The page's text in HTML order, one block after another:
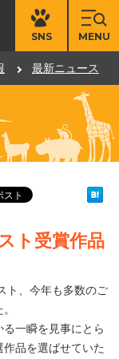
SNS MENU
最新ニュース
ト受賞作品
ト、今年も多数のご
一瞬を見事にとら
品を選ばせていた